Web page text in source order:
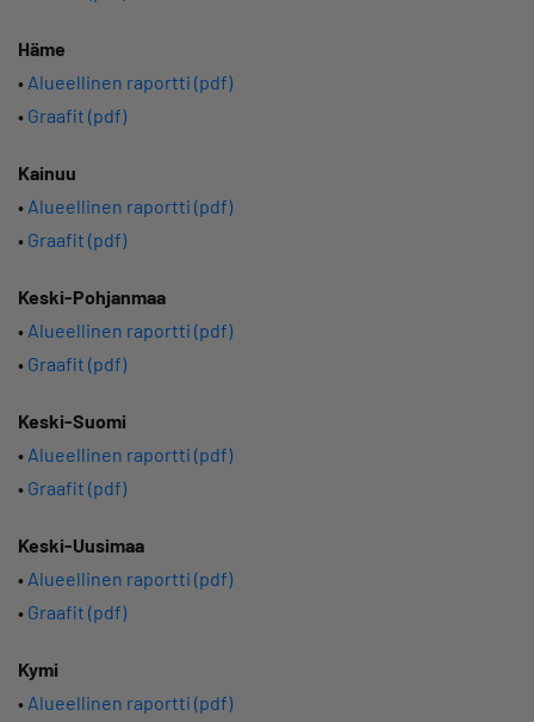
Häme
• Alueellinen raportti (pdf)
• Graafit (pdf)
Kainuu
• Alueellinen raportti (pdf)
• Graafit (pdf)
Keski-Pohjanmaa
• Alueellinen raportti (pdf)
• Graafit (pdf)
Keski-Suomi
• Alueellinen raportti (pdf)
• Graafit (pdf)
Keski-Uusimaa
• Alueellinen raportti (pdf)
• Graafit (pdf)
Kymi
• Alueellinen raportti (pdf)